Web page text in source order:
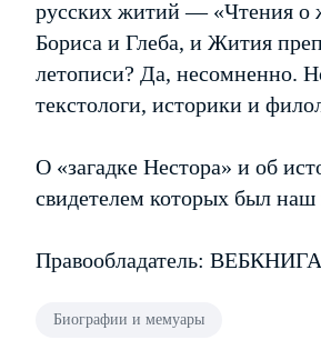
русских житий — «Чтения о
Бориса и Глеба, и Жития
летописи? Да, несомненно.
текстологи, историки и
О «загадке Нестора» и об
свидетелем которых был наш
Правообладатель: ВЕБКНИГА
Биографии и мемуары